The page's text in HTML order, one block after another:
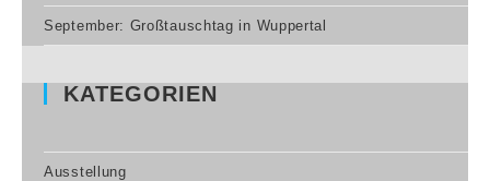
September: Großtauschtag in Wuppertal
KATEGORIEN
Ausstellung